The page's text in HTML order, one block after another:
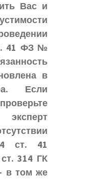
Вас и
41 ФЗ №
в
Если
эксперт
4 ст. 41
314 ГК
в том же